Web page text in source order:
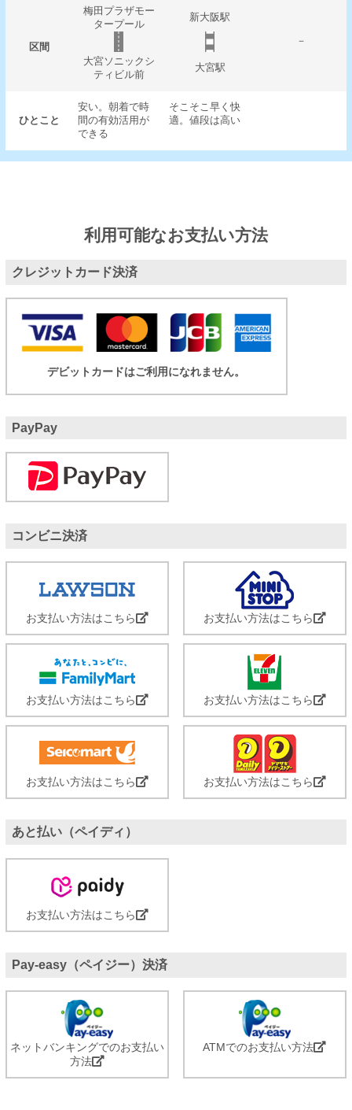
区間
梅田プラザモー
タープール
新大阪駅
－
大宮ソニックシ
ティビル前
大宮駅
ひとこと
安い。朝着で時
間の有効活用が
できる
そこそこ早く快
適。値段は高い
利用可能なお支払い方法
クレジットカード決済
デビットカードはご利用になれません。
PayPay
コンビニ決済
お支払い方法はこちら お支払い方法はこちら
お支払い方法はこちら お支払い方法はこちら
お支払い方法はこちら お支払い方法はこちら
あと払い（ペイディ）
お支払い方法はこちら
Pay-easy（ペイジー）決済
ネットバンキングでのお支払い
方法
ATMでのお支払い方法